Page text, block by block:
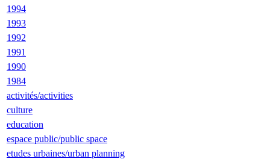
1994
1993
1992
1991
1990
1984
activités/activities
culture
education
espace public/public space
etudes urbaines/urban planning